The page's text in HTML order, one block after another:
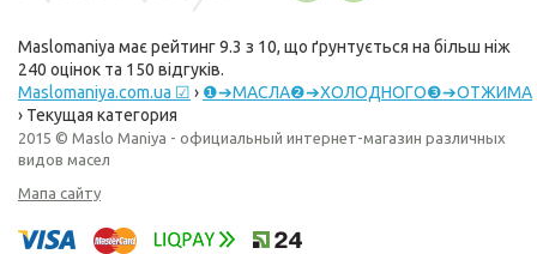
Maslomaniya має рейтинг9.3 з 10, що ґрунтується на більш ніж
240 оцінок та 150 відгуків.
Maslomaniya.com.ua ☑ › ❶➔МАСЛА❷➔ХОЛОДНОГО❸➔ОТЖИМА
› Текущая категория
2015 © Maslo Maniya - официальный интернет-магазин различных
видов масел
Мапа сайту